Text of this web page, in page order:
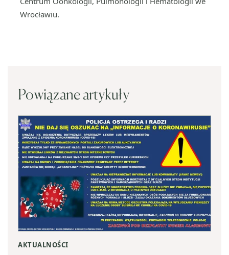
Wrocławiu.
Powiązane artykuły
AKTUALNOŚCI